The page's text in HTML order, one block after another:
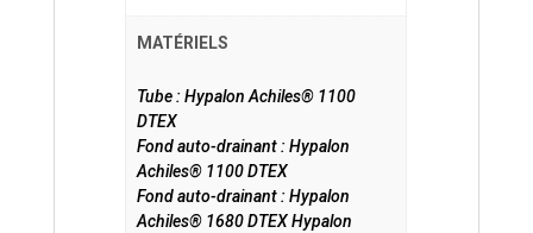
MATÉRIELS
Tube : Hypalon Achiles® 1100
DTEX
Fond auto-drainant : Hypalon
Achiles® 1100 DTEX
Fond auto-drainant : Hypalon
Achiles® 1680 DTEX Hypalon